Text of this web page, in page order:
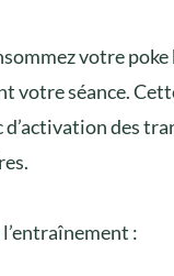
votre poke
votre séance.
d’activation des
: